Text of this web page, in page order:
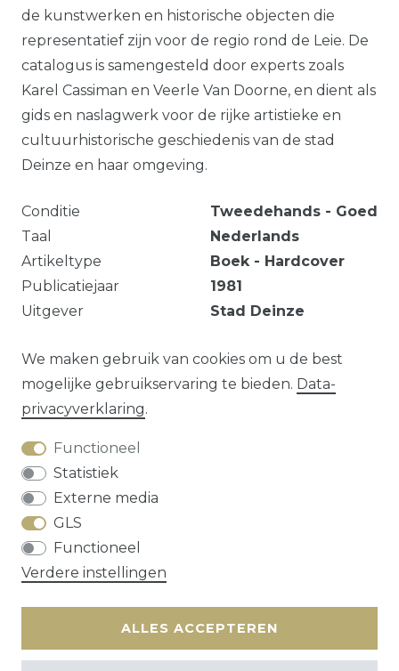
de kunstwerken en historische objecten die
representatief zijn voor de regio rond de Leie. De
catalogus is samengesteld door experts zoals
Karel Cassiman en Veerle Van Doorne, en dient als
gids en naslagwerk voor de rijke artistieke en
cultuurhistorische geschiedenis van de stad
Deinze en haar omgeving.
Conditie
Tweedehands - Goed
Taal
Nederlands
Artikeltype
Boek - Hardcover
Publicatiejaar
1981
Uitgever
Stad Deinze
Markeringen en notities.
Vraag over dit artikel?
We maken gebruik van cookies om u de best
mogelijke gebruikservaring te bieden. Data­
privacy­verklaring.
Functioneel
Statistiek
Externe media
GLS
Functioneel
Verdere instellingen
ALLES ACCEPTEREN